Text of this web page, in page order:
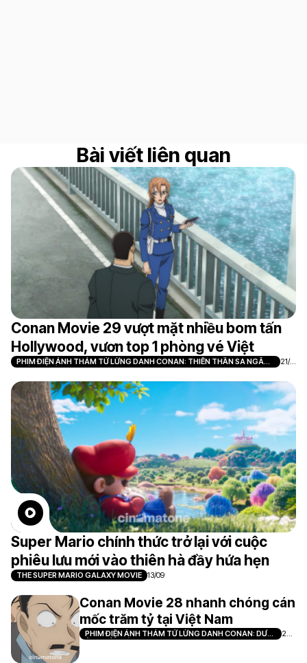
Bài viết liên quan
Conan Movie 29 vượt mặt nhiều bom tấn
Hollywood, vươn top 1 phòng vé Việt
PHIM ĐIỆN ẢNH THÁM TỬ LỪNG DANH CONAN: THIÊN THẦN SA NGÃ
TRÊN XA LỘ
21/0
Super Mario chính thức trở lại với cuộc
phiêu lưu mới vào thiên hà đầy hứa hẹn
THE SUPER MARIO GALAXY MOVIE 13/09
Conan Movie 28 nhanh chóng cán
mốc trăm tỷ tại Việt Nam
PHIM ĐIỆN ẢNH THÁM TỬ LỪNG DANH CONAN: DƯ
ẢNH CỦA ĐỘC NHÃN
28/